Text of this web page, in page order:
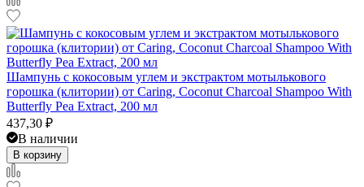
Шампунь с кокосовым углем и экстрактом мотылькового
горошка (клитории) от Caring, Coconut Charcoal Shampoo With
Butterfly Pea Extract, 200 мл
437,30 ₽
В наличии
В корзину